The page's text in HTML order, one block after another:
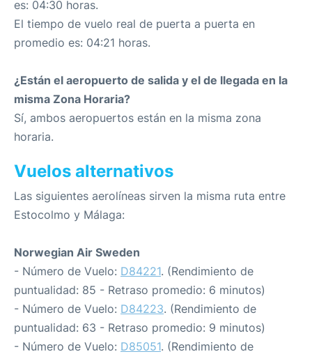
es: 04:30 horas.
El tiempo de vuelo real de puerta a puerta en
promedio es: 04:21 horas.
¿Están el aeropuerto de salida y el de llegada en la
misma Zona Horaria?
Sí, ambos aeropuertos están en la misma zona
horaria.
Vuelos alternativos
Las siguientes aerolíneas sirven la misma ruta entre
Estocolmo y Málaga:
Norwegian Air Sweden
- Número de Vuelo: D84221. (Rendimiento de
puntualidad: 85 - Retraso promedio: 6 minutos)
- Número de Vuelo: D84223. (Rendimiento de
puntualidad: 63 - Retraso promedio: 9 minutos)
- Número de Vuelo: D85051. (Rendimiento de